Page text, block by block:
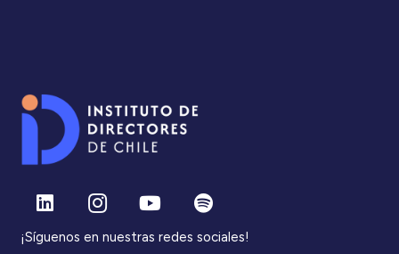
¡Síguenos en nuestras redes sociales!